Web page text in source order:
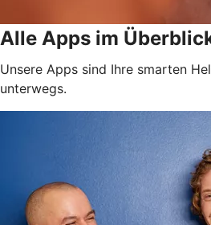
Alle Apps im
Unsere Apps sind Ihre smarten
unterwegs.